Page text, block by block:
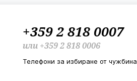
+359 2 818 0007
или +359 2 818 0006
Телефони за избиране от чужбина